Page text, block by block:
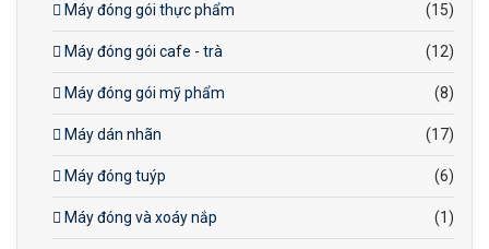
Máy đóng gói thực phẩm (15)
Máy đóng gói cafe - trà (12)
Máy đóng gói mỹ phẩm (8)
Máy dán nhãn (17)
Máy đóng tuýp (6)
Máy đóng và xoáy nắp (1)